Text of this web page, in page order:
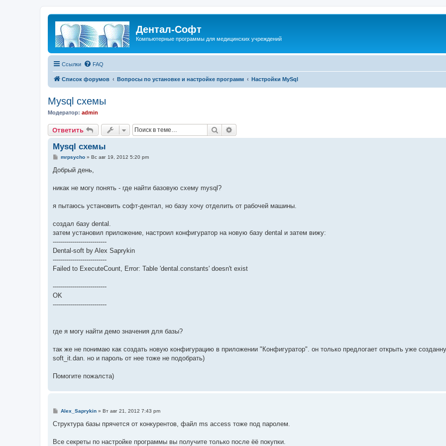
Дентал-Софт
Компьютерные программы для медицинских учреждений
Ссылки FAQ
Список форумов Вопросы по установке и настройке программ Настройки MySql
Mysql схемы
Модератор: admin
Ответить Поиск
Mysql схемы
С
о
е
е
mrpsycho» Вс авг 19, 2012 5:20 pm
Добрый день,
никак не могу понять - где найти базовую схему mysql?
я пытаюсь установить софт-дентал, но базу хочу отделить от рабочей машины.
создал базу dental.
затем установил приложение, настроил конфигуратор на новую базу dental и затем вижу:
---------------------------
Dental-soft by Alex Saprykin
---------------------------
Failed to ExecuteCount, Error: Table 'dental.constants' doesn't exist
---------------------------
OK
---------------------------
где я могу найти демо значения для базы?
так же не понимаю как создать новую конфигурацию в приложении "Конфигуратор". он только предлогает открыть уже
soft_it.dan. но и пароль от нее тоже не подобрать)
Помогите пожалста)
С
о
б
е
Alex_Saprykin» Вт авг 21, 2012 7:43 pm
Структура базы прячется от конкурентов, файл ms access тоже под паролем.
Все секреты по настройке программы вы получите только после ёё покупки.